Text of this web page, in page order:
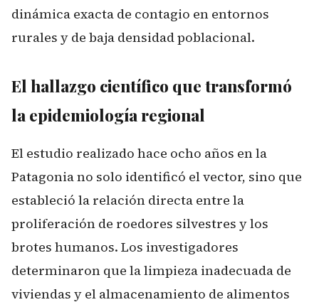
dinámica exacta de contagio en entornos
rurales y de baja densidad poblacional.
El hallazgo científico que transformó
la epidemiología regional
El estudio realizado hace ocho años en la
Patagonia no solo identificó el vector, sino que
estableció la relación directa entre la
proliferación de roedores silvestres y los
brotes humanos. Los investigadores
determinaron que la limpieza inadecuada de
viviendas y el almacenamiento de alimentos